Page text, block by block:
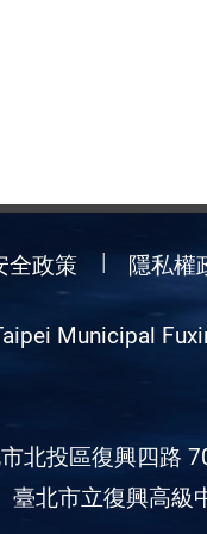
全政策 隱私權
Municipal
北投區復興四路
臺北市立復興高級